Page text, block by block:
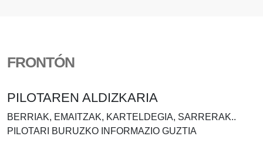
FRONTÓN
PILOTAREN ALDIZKARIA
BERRIAK, EMAITZAK, KARTELDEGIA, SARRERAK..
PILOTARI BURUZKO INFORMAZIO GUZTIA